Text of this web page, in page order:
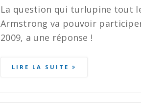
La question qui turlupine tout
Armstrong va pouvoir
2009, a une réponse !
LIRE LA SUITE